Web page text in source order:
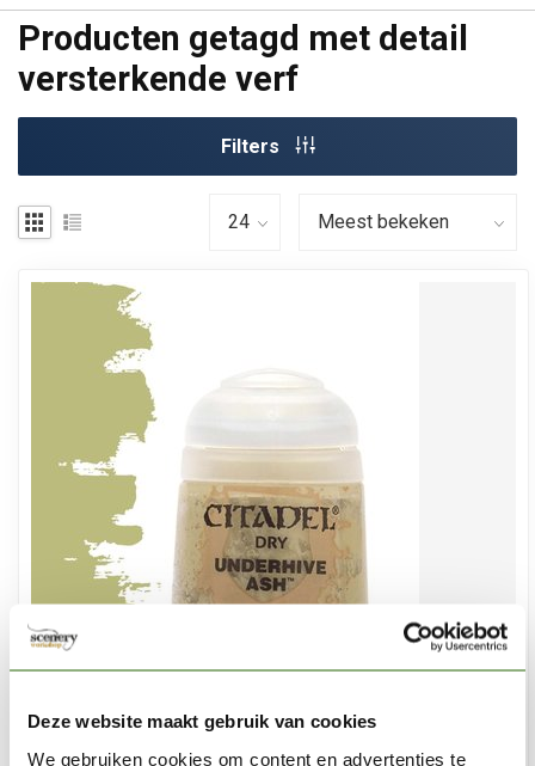
Deze website maakt gebruik van cookies
We gebruiken cookies om content en advertenties te
Producten getagd met detail
versterkende verf
Filters
Underhive Ash - Dry Paint - 12ml - 23-08